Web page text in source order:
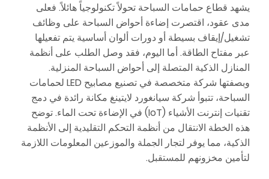
يشهد قطاع حمامات السباحة تحولاً تكنولوجياً هائلاً. فعلى
مدى عقود، اقتصرت إضاءة أحواض السباحة على وظائف
تشغيل/إيقاف بسيطة أو دورات ألوان أساسية يتم تفعيلها
عبر مفتاح الطاقة. أما اليوم، فقد وصل الطلب على أنظمة
المنازل الذكية المتصلة إلى أحواض السباحة المنزلية.
وبصفتها شركة متخصصة في تصنيع مصابيح LED لحمامات
السباحة، تتبوأ شركة سيانغورد لايتينغ مكانة رائدة في دمج
تقنيات إنترنت الأشياء (IoT) في الإضاءة تحت الماء. توضح
هذه الخطة الانتقال من أنظمة التحكم التقليدية إلى الأنظمة
الذكية، مما يوفر لتجار الجملة والموزعين المعلومات اللازمة
لتأمين مخزونهم للمستقبل.